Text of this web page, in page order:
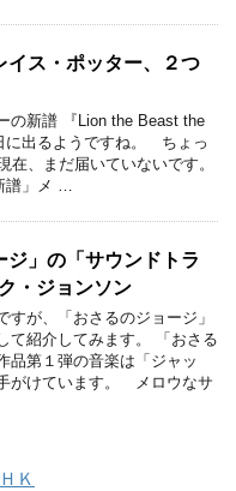
イス・ポッター、２つ
の新譜 『Lion the Beast the
に出るようですね。 ちょっ
、まだ届いていないです。
」メ …
ジ」の「サウンドトラ
・ジョンソン
すが、「おさるのジョージ」
て紹介してみます。 「おさる
品第１弾の音楽は「ジャッ
がけています。 メロウなサ
Ｋ